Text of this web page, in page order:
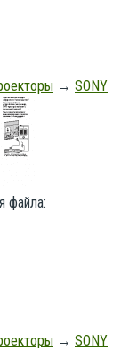
→ SONY
файла:
→ SONY